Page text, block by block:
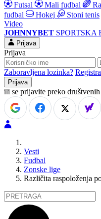
Futsal
Mali fudbal
fudbal
Hokej
Stoni tenis
Video
JOHNNYBET SPORTSKA
Prijava
Prijava
Zaboravljena lozinka?
ili se prijavite preko društvenih
Vesti
Fudbal
Zonske lige
Različita raspoloženja